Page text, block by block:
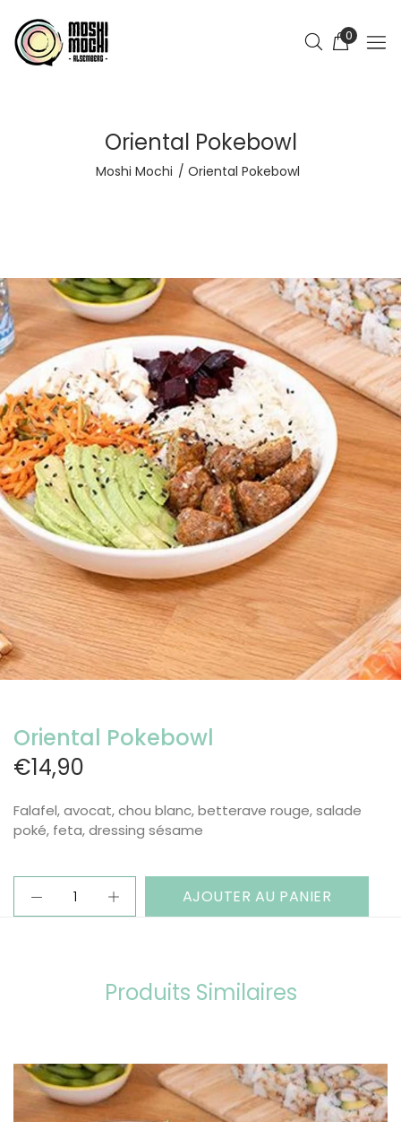
0
Oriental Pokebowl
Moshi Mochi Oriental Pokebowl
Oriental Pokebowl
€14,90
Falafel, avocat, chou blanc, betterave rouge, salade
poké, feta, dressing sésame
AJOUTER AU PANIER
Produits Similaires